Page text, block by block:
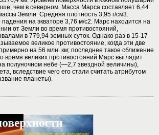
чем в северном. Масса Марса составляет 6,44
Земли. Средняя плотность 3,95 г/см3.
падения на экваторе 3,76 м/с2. Марс находится на
от Земли во время противостояний,
в 779,94 земных суток. Однако раз в 15-17
великое противостояние, когда эти две
на 56 млн. км; последнее такое сближение
время великих противостояний Марс выглядит
полуночном небе (—2,7 звездной величины),
вследствие чего его стали считать атрибутом
планеты).